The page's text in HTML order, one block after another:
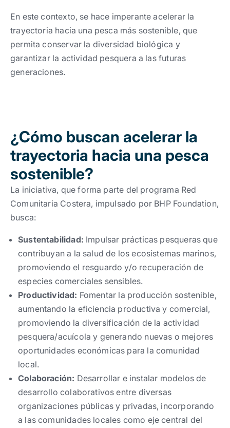
En este contexto, se hace imperante acelerar la
trayectoria hacia una pesca más sostenible, que
permita conservar la diversidad biológica y
garantizar la actividad pesquera a las futuras
generaciones.
¿Cómo buscan acelerar la
trayectoria hacia una pesca
sostenible?
La iniciativa, que forma parte del programa Red
Comunitaria Costera, impulsado por BHP Foundation,
busca:
Sustentabilidad: Impulsar prácticas pesqueras que
contribuyan a la salud de los ecosistemas marinos,
promoviendo el resguardo y/o recuperación de
especies comerciales sensibles.
Productividad: Fomentar la producción sostenible,
aumentando la eficiencia productiva y comercial,
promoviendo la diversificación de la actividad
pesquera/acuícola y generando nuevas o mejores
oportunidades económicas para la comunidad
local.
Colaboración: Desarrollar e instalar modelos de
desarrollo colaborativos entre diversas
organizaciones públicas y privadas, incorporando
a las comunidades locales como eje central del